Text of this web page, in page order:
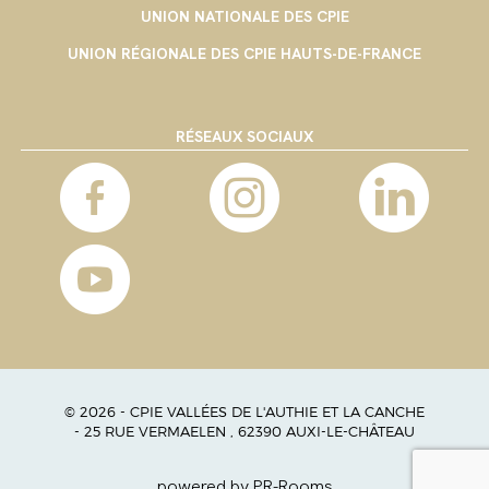
UNION NATIONALE DES CPIE
UNION RÉGIONALE DES CPIE HAUTS-DE-FRANCE
RÉSEAUX SOCIAUX
© 2026 - CPIE VALLÉES DE L'AUTHIE ET LA CANCHE
- 25 RUE VERMAELEN , 62390 AUXI-LE-CHÂTEAU